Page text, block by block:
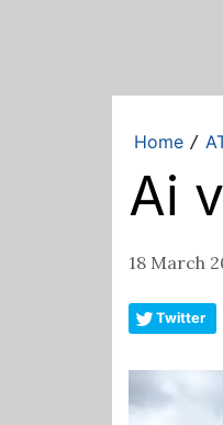
Home /
Ai
18 March
Twitter